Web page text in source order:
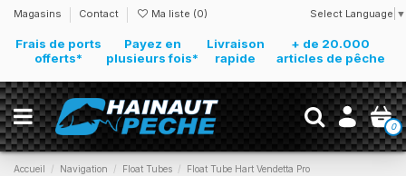
Magasins Contact Ma liste (0) Select Language ▼
Frais de ports
offerts*
Payez en
plusieurs fois*
Livraison
rapide
+ de 20.000
articles de pêche
0
Accueil Navigation Float Tubes Float Tube Hart Vendetta Pro